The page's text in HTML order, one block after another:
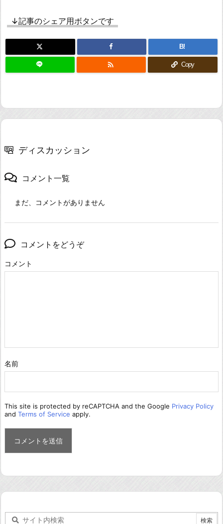
↓記事のシェア用ボタンです
B!
 Copy
ディスカッション
コメント一覧
まだ、コメントがありません
コメントをどうぞ
コメント
名前
This site is protected by reCAPTCHA and the Google Privacy Policy
and Terms of Service apply.